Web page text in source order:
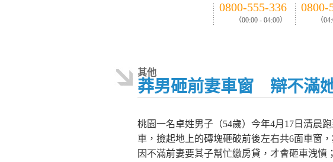
0800-555-336
（00:00 - 04:00）
0800-
（
其他
莽男砸前妻車窗 辯不滿
桃園一名卓姓男子（54歲）今年4月17日清晨
車，撿起地上的磚塊砸破前後左右共6面車窗
因不滿前妻要其子幫忙繳房貸，才會砸車洩